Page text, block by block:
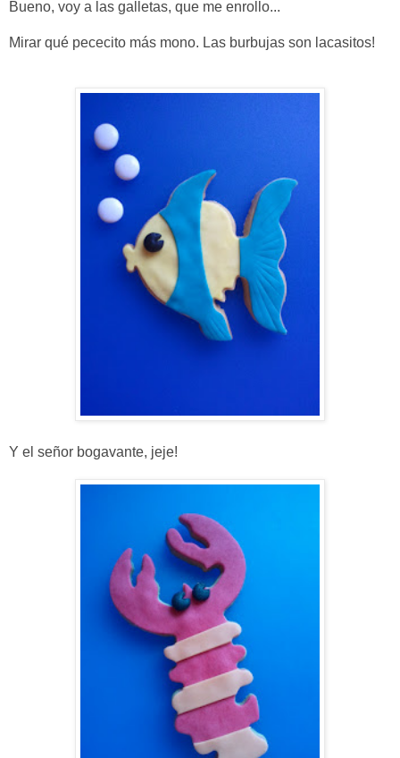
Bueno, voy a las galletas, que me enrollo...
Mirar qué pececito más mono. Las burbujas son lacasitos!
Y el señor bogavante, jeje!